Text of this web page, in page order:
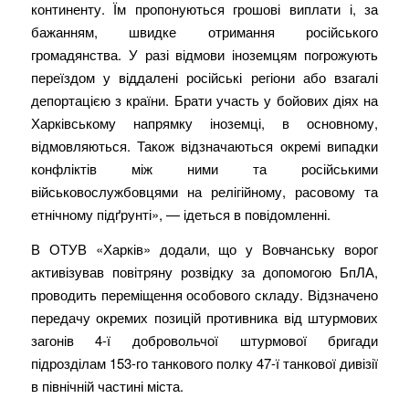
континенту. Їм пропонуються грошові виплати і, за
бажанням, швидке отримання російського
громадянства. У разі відмови іноземцям погрожують
переїздом у віддалені російські регіони або взагалі
депортацією з країни. Брати участь у бойових діях на
Харківському напрямку іноземці, в основному,
відмовляються. Також відзначаються окремі випадки
конфліктів між ними та російськими
військовослужбовцями на релігійному, расовому та
етнічному підґрунті», — ідеться в повідомленні.
В ОТУВ «Харків» додали, що у Вовчанську ворог
активізував повітряну розвідку за допомогою БпЛА,
проводить переміщення особового складу. Відзначено
передачу окремих позицій противника від штурмових
загонів 4-ї добровольчої штурмової бригади
підрозділам 153-го танкового полку 47-ї танкової дивізії
в північній частині міста.